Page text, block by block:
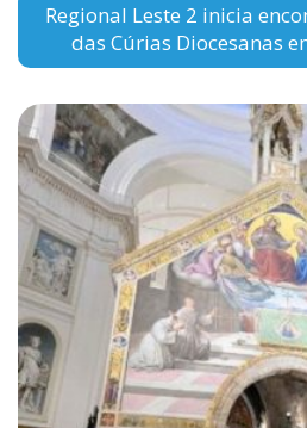
Regional Leste 2 inicia
das Cúrias Diocesanas